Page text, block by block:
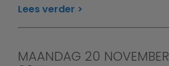
Lees verder
MAANDAG 20 NOVEMBER